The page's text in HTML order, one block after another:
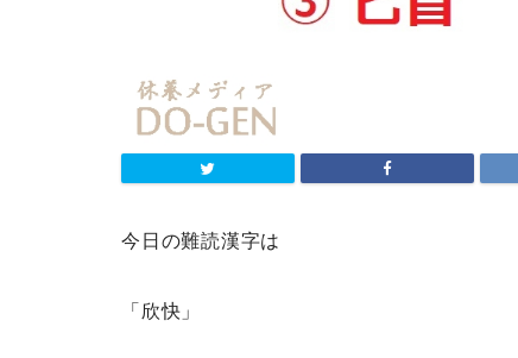
今日の難読漢字は
「欣快」